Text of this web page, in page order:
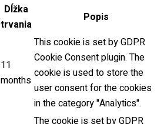
Dĺžka
trvania
Popis
11
months
This cookie is set by GDPR
Cookie Consent plugin. The
cookie is used to store the
user consent for the cookies
in the category "Analytics".
The cookie is set by GDPR